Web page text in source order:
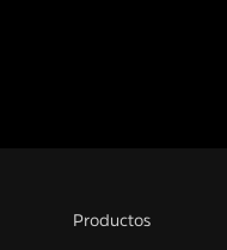
Productos